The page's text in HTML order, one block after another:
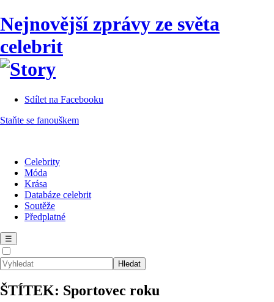
Nejnovější zprávy ze světa
celebrit
Sdílet na Facebooku
Staňte se fanouškem
Celebrity
Móda
Krása
Databáze celebrit
Soutěže
Předplatné
☰
ŠTÍTEK: Sportovec roku